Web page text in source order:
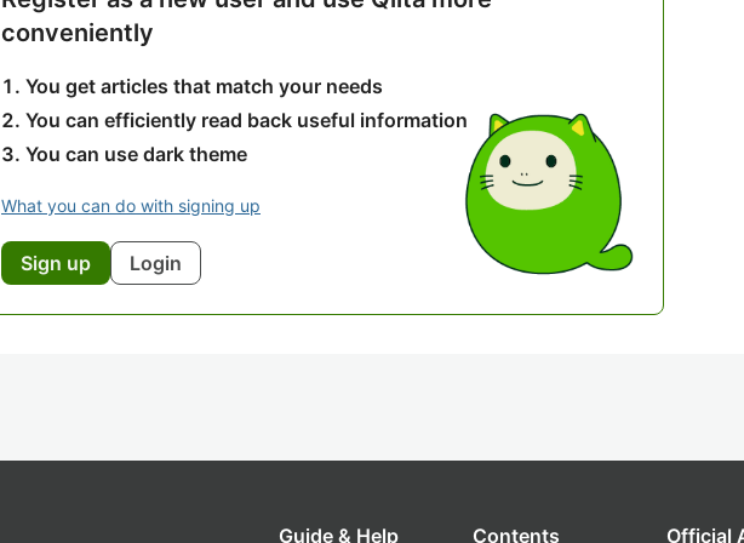
conveniently
You get articles that match your needs
You can efficiently read back useful information
You can use dark theme
What you can do with signing up
Sign up Login
Guide & Help Contents Official